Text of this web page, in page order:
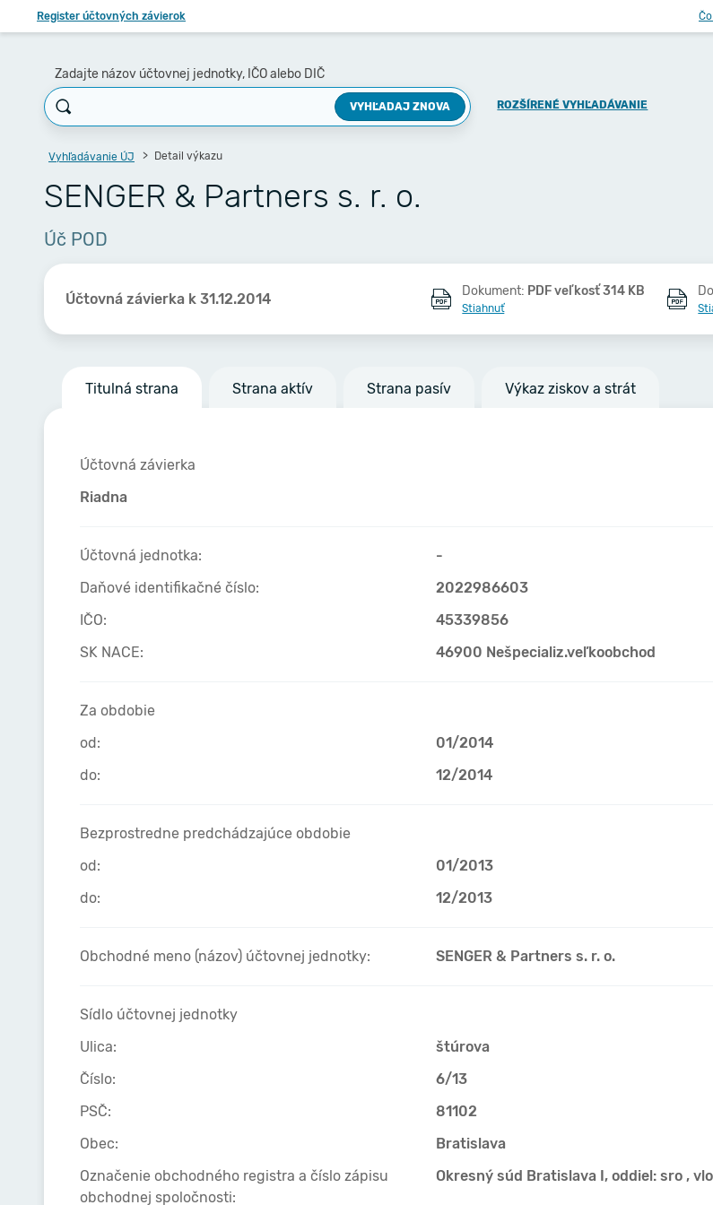
Register účtovných závierok
Zadajte názov účtovnej jednotky, IČO alebo DIČ
VYHĽADAJ ZNOVA ROZŠÍRENÉ VYHĽADÁVANIE
Vyhľadávanie ÚJ Detail výkazu
SENGER & Partners s. r. o.
Úč POD
Účtovná závierka k 31.12.2014 Dokument: PDF veľkosť 314 KB
Stiahnuť
Titulná strana Strana aktív Strana pasív Výkaz ziskov a strát
Účtovná závierka
Riadna
Účtovná jednotka:
-
Daňové identifikačné číslo:
2022986603
IČO:
45339856
SK NACE:
46900 Nešpecializ.veľkoobchod
Za obdobie
od:
01/2014
do:
12/2014
Bezprostredne predchádzajúce obdobie
od:
01/2013
do:
12/2013
Obchodné meno (názov) účtovnej jednotky: SENGER & Partners s. r. o.
Sídlo účtovnej jednotky
Ulica:
štúrova
Číslo:
6/13
PSČ:
81102
Obec:
Bratislava
Označenie obchodného registra a číslo zápisu
obchodnej spoločnosti:
Okresný súd Bratislava I, oddiel: sro ,